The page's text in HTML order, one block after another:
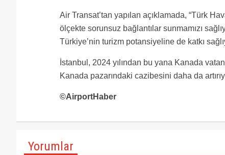
Air Transat’tan yapılan açıklamada, “Türk
ölçekte sorunsuz bağlantılar sunmamızı
Türkiye’nin turizm potansiyeline de katkı
İstanbul, 2024 yılından bu yana Kanada
Kanada pazarındaki cazibesini daha da
©AirportHaber
Yorumlar